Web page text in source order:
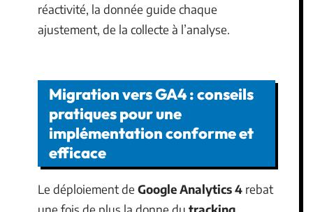
réactivité, la donnée guide chaque
ajustement, de la collecte à l’analyse.
Migration vers GA4 : conseils
pratiques pour une
implémentation conforme et
efficace
Le déploiement de Google Analytics 4 rebat